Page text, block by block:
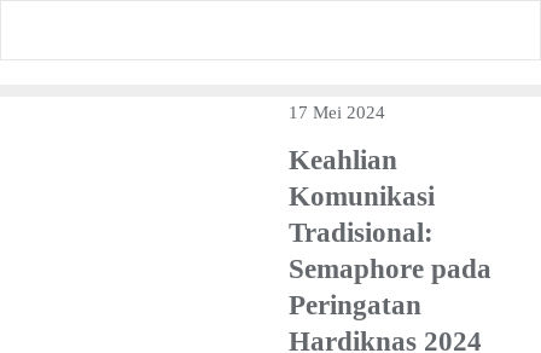
17 Mei 2024
Keahlian
Komunikasi
Tradisional:
Semaphore pada
Peringatan
Hardiknas 2024